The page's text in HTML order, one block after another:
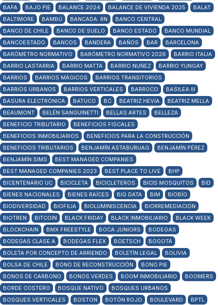
BAFA
BAJO PIE BALANCE 2024 BALANCE DE VIVIENDA 2025
BALAT
BALTIMORE
BAMBÚ BANCADA. RN
BANCO CENTRAL
BANCO DE CHILE
BANCO DE SUELO BANCO ESTADO
BANCO MUNDIAL
BANCOESTADO
BANCOS BANDERA BAÑOS BAR
BARCELONA
BARÓMETRO NORMATIVO
BARÓMETRO NORMATIVO 2026
BARRIO ITALIA
BARRIO LASTARRIA
BARRIO MATTA BARRIO NUÑEZ
BARRIO YUNGAY
BARRIOS
BARRIOS MÁGICOS
BARRIOS TRANSITORIOS
BARRIOS URBANOS
BARRIOS VERTICALES BARROCO
BASILEA III
BASURA ELECTRÓNICA
BATUCO BC BEATRIZ HEVIA
BEATRIZ MELLA
BEAUMONT
BELÉN SANGUINETTI BELLAS ARTES
BELLEZA
BENEFICIO TRIBUTARIO
BENEFICIOS FISCALES
BENEFICIOS INMOBILIARIOS
BENEFICIOS PARA LA CONSTRUCCIÓN
BENEFICIOS TRIBUTARIOS
BENJAMÍN ASTABURUAG
BENJAMÍN PÉREZ
BENJAMÍN SIMS
BEST MANAGED COMPANIES
BEST MANAGED COMPANIES 2023
BEST PLACE TO LIVE
BHP
BICENTENARIO UC
BICICLETA BICICLETEROS BICIS MOSQUITOS
BID
BIENES NACIONALES
BIENES RAÍCES BIG DATA BIM
BIOBÍO
BIODIVERSIDAD
BIOFILIA BIOLUMINISCENCIA
BIORREMEDIACIÓN
BIOTREN
BITCOIN BLACK FRIDAY BLACK INMOBILIARIO
BLACK WEEK
BLOCKCHAIN
BMX FREESTYLE BOCA JUNIORS
BODEGAS
BODEGAS CLASE A
BODEGAS FLEX BOETSCH
BOGOTÁ
BOLETA POR CONCEPTO DE ARRIENDO
BOLETÍN LEGAL
BOLIVIA
BOLSA DE CHILE
BONO DE RECONSTRUCCIÓN
BONO PIE
BONOS DE CARBONO
BONOS VERDES BOOM INMOBILIARIO
BOOMERS
BORDE COSTERO
BOSQUE NATIVO
BOSQUES URBANOS
BOSQUES VERTICALES
BOSTON BOTÓN ROJO BOULEVARD
BPTL